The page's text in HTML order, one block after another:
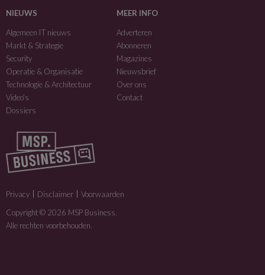
NIEUWS
Algemeen IT nieuws
Markt & Strategie
Security
Operatie & Organisatie
Technologie & Architectuur
Video’s
Dossiers
MEER INFO
Adverteren
Abonneren
Magazines
Nieuwsbrief
Over ons
Contact
Privacy Disclaimer
Voorwaarden
Copyright © 2026 MSP Business.
Alle rechten voorbehouden.